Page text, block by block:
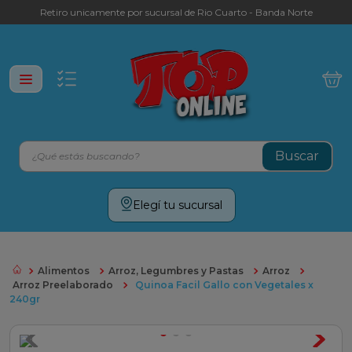
Retiro unicamente por sucursal de Rio Cuarto - Banda Norte
¿Qué estás buscando?
Elegí tu sucursal
Alimentos Arroz, Legumbres y Pastas
Arroz
Arroz Preelaborado
Quinoa Facil Gallo con Vegetales x
240gr
Términos más buscados
cafe